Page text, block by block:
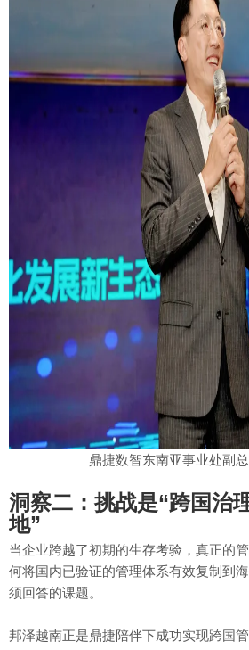
鼎捷数智东南亚事业处副
洞察二：挑战是“跨国治
地”
当企业跨越了初期的生存考验，真正的
何将国内已验证的管理体系有效复制到
须回答的课题。
邦泽越南正是鼎捷陪伴下成功实现跨国